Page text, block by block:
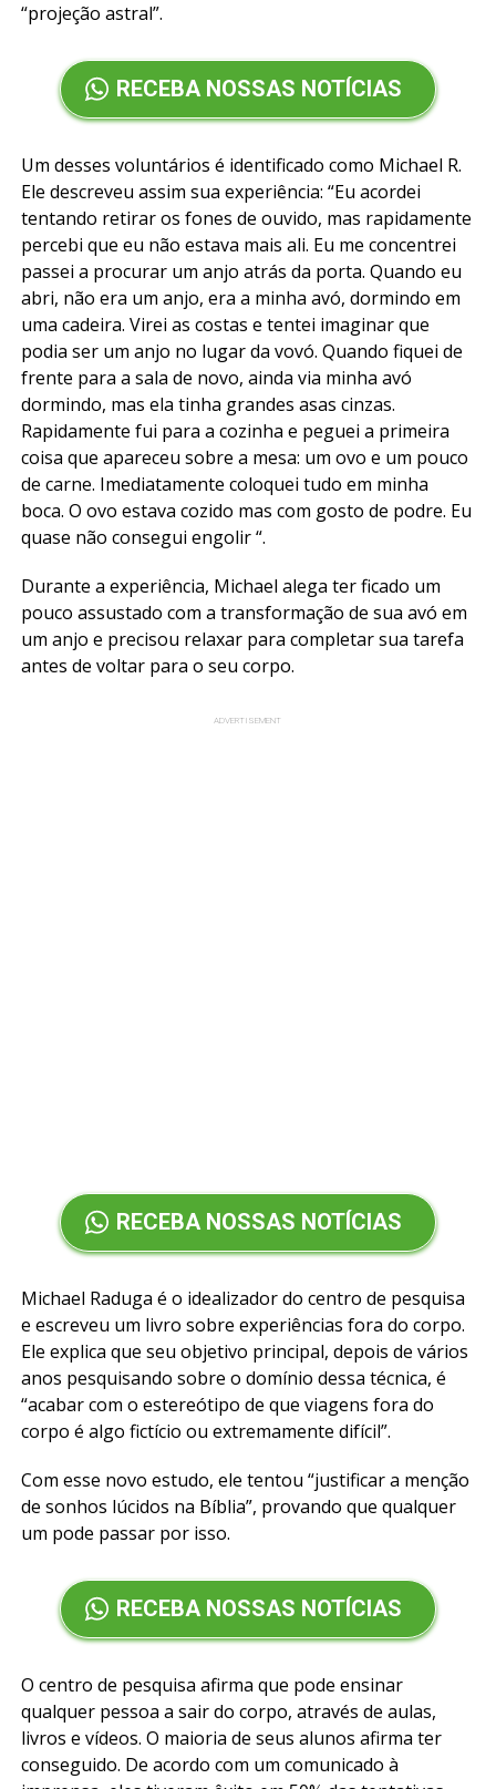
“projeção astral”.
RECEBA NOSSAS NOTÍCIAS
Um desses voluntários é identificado como Michael R.
Ele descreveu assim sua experiência: “Eu acordei
tentando retirar os fones de ouvido, mas rapidamente
percebi que eu não estava mais ali. Eu me concentrei
passei a procurar um anjo atrás da porta. Quando eu
abri, não era um anjo, era a minha avó, dormindo em
uma cadeira. Virei as costas e tentei imaginar que
podia ser um anjo no lugar da vovó. Quando fiquei de
frente para a sala de novo, ainda via minha avó
dormindo, mas ela tinha grandes asas cinzas.
Rapidamente fui para a cozinha e peguei a primeira
coisa que apareceu sobre a mesa: um ovo e um pouco
de carne. Imediatamente coloquei tudo em minha
boca. O ovo estava cozido mas com gosto de podre. Eu
quase não consegui engolir “.
Durante a experiência, Michael alega ter ficado um
pouco assustado com a transformação de sua avó em
um anjo e precisou relaxar para completar sua tarefa
antes de voltar para o seu corpo.
ADVERTISEMENT
RECEBA NOSSAS NOTÍCIAS
Michael Raduga é o idealizador do centro de pesquisa
e escreveu um livro sobre experiências fora do corpo.
Ele explica que seu objetivo principal, depois de vários
anos pesquisando sobre o domínio dessa técnica, é
“acabar com o estereótipo de que viagens fora do
corpo é algo fictício ou extremamente difícil”.
Com esse novo estudo, ele tentou “justificar a menção
de sonhos lúcidos na Bíblia”, provando que qualquer
um pode passar por isso.
RECEBA NOSSAS NOTÍCIAS
O centro de pesquisa afirma que pode ensinar
qualquer pessoa a sair do corpo, através de aulas,
livros e vídeos. O maioria de seus alunos afirma ter
conseguido. De acordo com um comunicado à